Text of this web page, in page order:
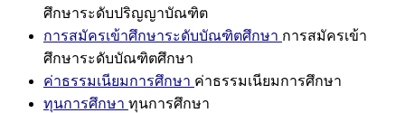
ศึกษาระดับปริญญาบัณฑิต
การสมัครเข้าศึกษาระดับบัณฑิตศึกษา การสมัครเข้า
ศึกษาระดับบัณฑิตศึกษา
ค่าธรรมเนียมการศึกษา ค่าธรรมเนียมการศึกษา
ทุนการศึกษา ทุนการศึกษา